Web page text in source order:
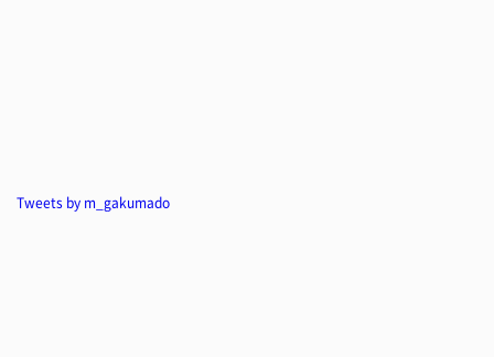
Tweets by m_gakumado